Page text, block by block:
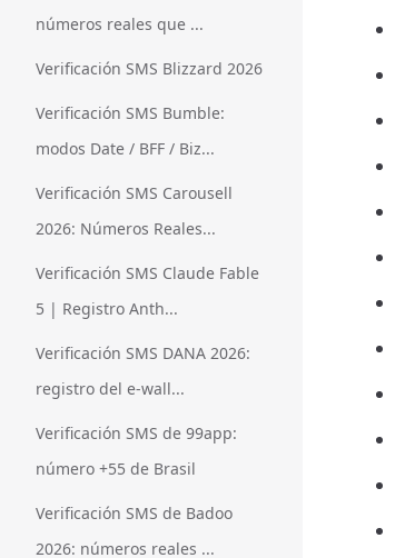
números reales que ...
Verificación SMS Blizzard 2026
Verificación SMS Bumble:
modos Date / BFF / Biz...
Verificación SMS Carousell
2026: Números Reales...
Verificación SMS Claude Fable
5 | Registro Anth...
Verificación SMS DANA 2026:
registro del e-wall...
Verificación SMS de 99app:
número +55 de Brasil
Verificación SMS de Badoo
2026: números reales ...